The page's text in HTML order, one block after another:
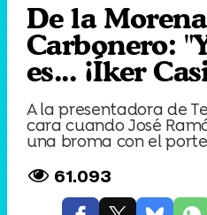
De la
Carbonero:
es... ¡Íker
A la presentadora de
cara cuando José
una broma con el
61.093